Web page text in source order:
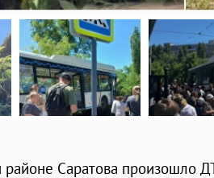
районе Саратова произошло